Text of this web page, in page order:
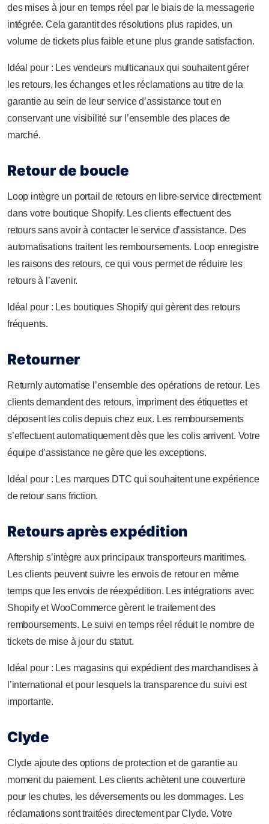
des mises à jour en temps réel par le biais de la messagerie
intégrée. Cela garantit des résolutions plus rapides, un
volume de tickets plus faible et une plus grande satisfaction.
Idéal pour : Les vendeurs multicanaux qui souhaitent gérer
les retours, les échanges et les réclamations au titre de la
garantie au sein de leur service d’assistance tout en
conservant une visibilité sur l’ensemble des places de
marché.
Retour de boucle
Loop intègre un portail de retours en libre-service directement
dans votre boutique Shopify. Les clients effectuent des
retours sans avoir à contacter le service d’assistance. Des
automatisations traitent les remboursements. Loop enregistre
les raisons des retours, ce qui vous permet de réduire les
retours à l’avenir.
Idéal pour : Les boutiques Shopify qui gèrent des retours
fréquents.
Retourner
Returnly automatise l’ensemble des opérations de retour. Les
clients demandent des retours, impriment des étiquettes et
déposent les colis depuis chez eux. Les remboursements
s’effectuent automatiquement dès que les colis arrivent. Votre
équipe d’assistance ne gère que les exceptions.
Idéal pour : Les marques DTC qui souhaitent une expérience
de retour sans friction.
Retours après expédition
Aftership s’intègre aux principaux transporteurs maritimes.
Les clients peuvent suivre les envois de retour en même
temps que les envois de réexpédition. Les intégrations avec
Shopify et WooCommerce gèrent le traitement des
remboursements. Le suivi en temps réel réduit le nombre de
tickets de mise à jour du statut.
Idéal pour : Les magasins qui expédient des marchandises à
l’international et pour lesquels la transparence du suivi est
importante.
Clyde
Clyde ajoute des options de protection et de garantie au
moment du paiement. Les clients achètent une couverture
pour les chutes, les déversements ou les dommages. Les
réclamations sont traitées directement par Clyde. Votre